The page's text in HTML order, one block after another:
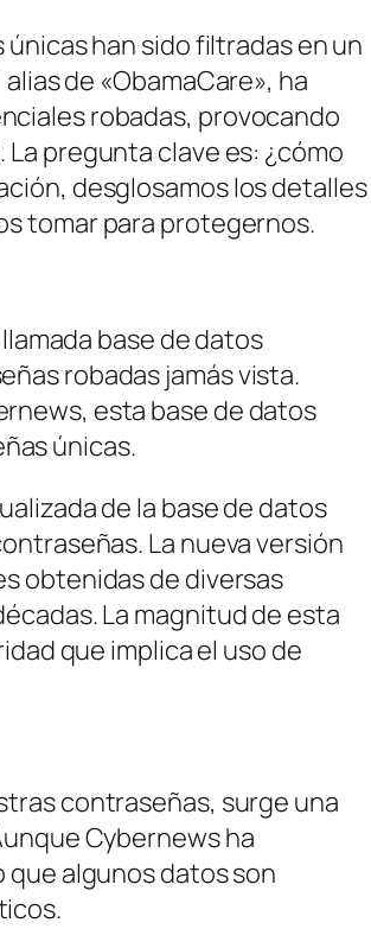
han sido filtradas en un
de «ObamaCare», ha
robadas, provocando
pregunta clave es: ¿cómo
desglosamos los detalles
tomar para protegernos.
base de datos
robadas jamás vista.
esta base de datos
únicas.
de la base de datos
La nueva versión
obtenidas de diversas
La magnitud de esta
que implica el uso de
contraseñas, surge una
Cybernews ha
algunos datos son